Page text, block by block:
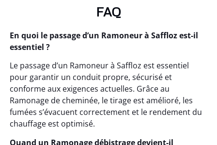
FAQ
En quoi le passage d’un Ramoneur à Saffloz est-il
essentiel ?
Le passage d’un Ramoneur à Saffloz est essentiel
pour garantir un conduit propre, sécurisé et
conforme aux exigences actuelles. Grâce au
Ramonage de cheminée, le tirage est amélioré, les
fumées s’évacuent correctement et le rendement du
chauffage est optimisé.
Quand un Ramonage débistrage devient-il